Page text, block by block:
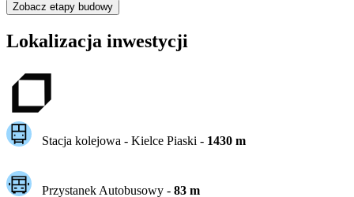
Zobacz etapy budowy
Lokalizacja inwestycji
Stacja kolejowa - Kielce Piaski - 1430m
Przystanek Autobusowy - 83m